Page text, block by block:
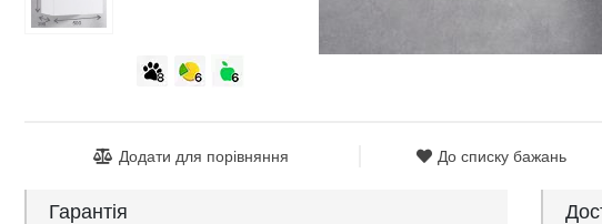
Додати для порівняння До списку бажань
Гарантія